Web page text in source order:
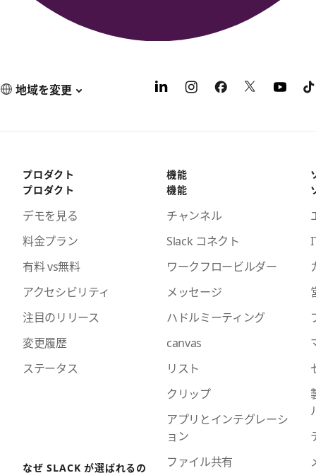
地域を変更
プロダクト
プロダクト
デモを見る
料金プラン
有料 vs無料
アクセシビリティ
注目のリリース
変更履歴
ステータス
なぜ SLACK が選ばれるの
機能
機能
チャンネル
Slack コネクト
ワークフロービルダー
メッセージ
ハドルミーティング
canvas
リスト
クリップ
アプリとインテグレーシ
ョン
ファイル共有